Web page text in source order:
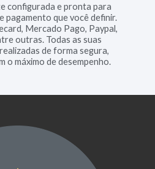
configurada e pronta para
pagamento que você definir.
Mercado Pago, Paypal,
outras. Todas as suas
de forma segura,
o máximo de desempenho.